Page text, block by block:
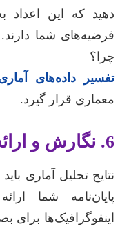
دهید که این اعداد
فرضیه‌های شما
چرا؟
تفسیر داده‌های
معماری قرار گیرد.
6. نگارش و ارائه یافته‌ها
نتایج تحلیل آماری
پایان‌نامه شما
اینفوگرافیک‌ها برای